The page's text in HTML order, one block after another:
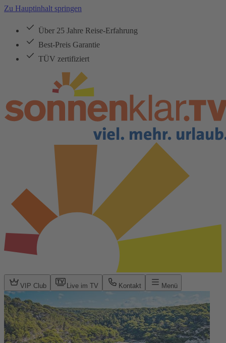
Zu Hauptinhalt springen
Über 25 Jahre Reise-Erfahrung
Best-Preis Garantie
TÜV zertifiziert
VIP Club Live im TV Kontakt Menü